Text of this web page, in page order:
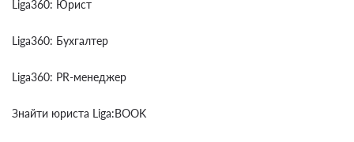
Liga360: Юрист
Liga360: Бухгалтер
Liga360: PR-менеджер
Знайти юриста Liga:BOOK